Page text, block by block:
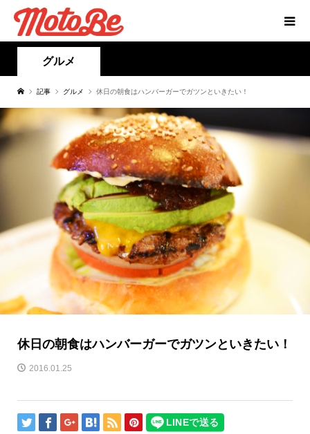
グルメ
記事 グルメ 休日の朝食はハンバーガーでガツンといきたい！
休日の朝食はハンバーガーでガツンといきたい！
2016.01.25